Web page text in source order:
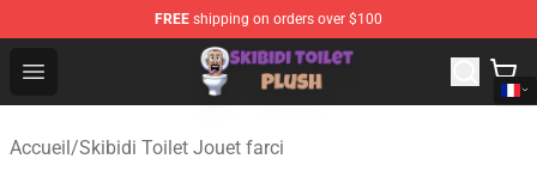
FREE shipping on orders over $100
Open menu
Skibidi Toilet Plush Shop - Official Skibidi Toilet Plush
Accueil/Skibidi Toilet Jouet farci